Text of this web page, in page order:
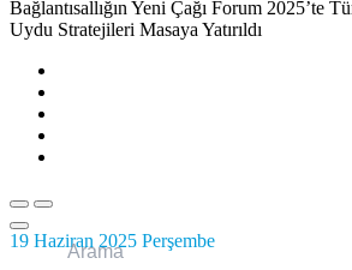
Analitik Çerezler
Bu çerezler ziyaretçilerin web sitesiyle
Bağlantısallığın Yeni Çağı Forum 2025’te
Uydu Stratejileri Masaya Yatırıldı
19 Haziran 2025 Perşembe